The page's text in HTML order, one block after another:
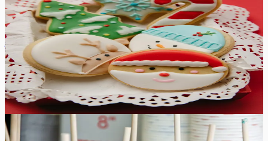
Suhkruküpsiste glasuur
See suhkruküpsiste glasuur kuivab kõvaks ja läikivaks,
jättes värvid erksaks. Valmistage nii palju erinevaid
värvilisi glasuure kui soovite, et oma pühadeküpsised
veelgi erilisemaks ja lõbusamaks muuta.
10min
12tk
Lihtne
Hinnang:(5 )